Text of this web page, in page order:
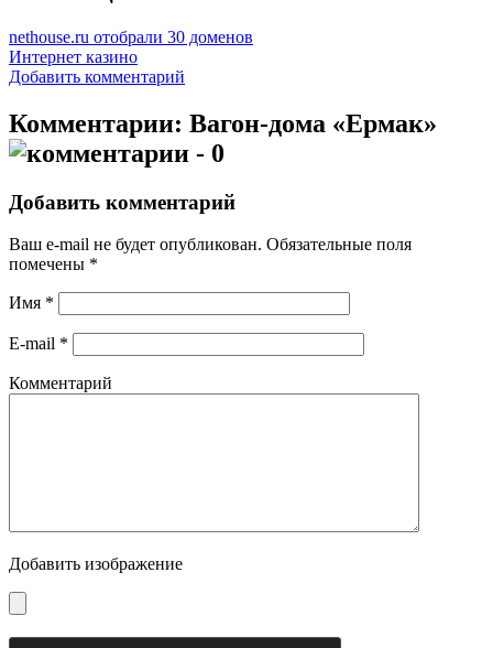
nethouse.ru отобрали 30 доменов
Интернет казино
Добавить комментарий
Комментарии: Вагон-дома «Ермак»
- 0
Добавить комментарий
Ваш e-mail не будет опубликован. Обязательные поля
помечены *
Имя *
E-mail *
Комментарий
Добавить изображение